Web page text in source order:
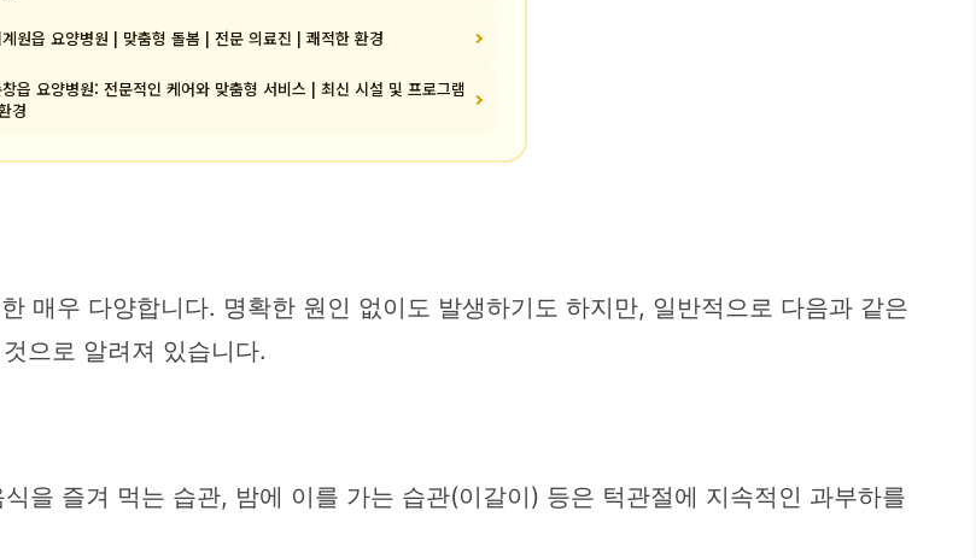
원읍 요양병원 | 맞춤형 돌봄 | 전문 의료진 | 쾌적한 환경
읍 요양병원: 전문적인 케어와 맞춤형 서비스 | 최신 시설 및 프로그램
경
매우 다양합니다. 명확한 원인 없이도 발생하기도 하지만, 일반적으로 다음과 같은
으로 알려져 있습니다.
을 즐겨 먹는 습관, 밤에 이를 가는 습관(이갈이) 등은 턱관절에 지속적인 과부하를